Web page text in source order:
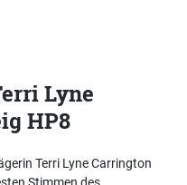
Lyne
HP8
Terri Lyne Carrington